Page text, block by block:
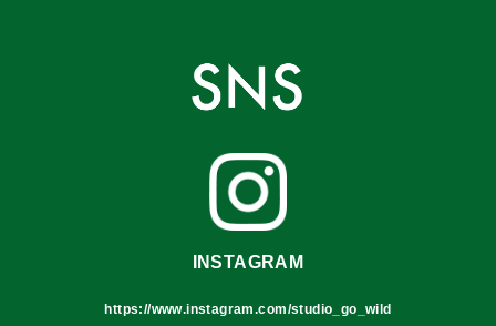
INSTAGRAM
https://www.instagram.com/studio_go_wild